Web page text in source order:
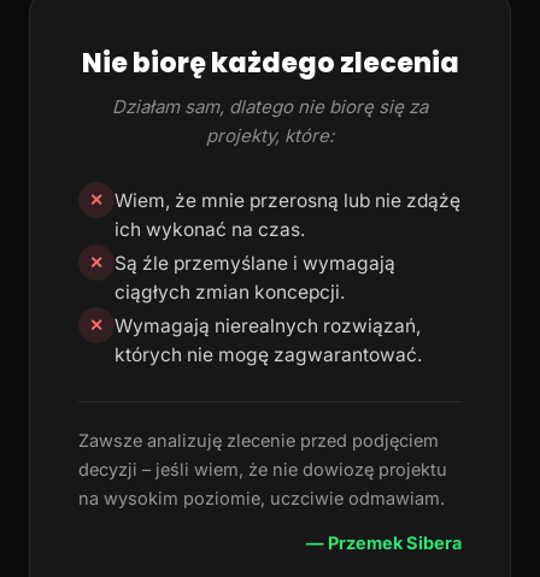
Nie biorę każdego zlecenia
Działam sam, dlatego nie biorę się za
projekty, które:
✕ Wiem, że mnie przerosną lub nie zdążę
ich wykonać na czas.
✕
Są źle przemyślane i wymagają
ciągłych zmian koncepcji.
✕ Wymagają nierealnych rozwiązań,
których nie mogę zagwarantować.
Zawsze analizuję zlecenie przed podjęciem
decyzji – jeśli wiem, że nie dowiozę projektu
na wysokim poziomie, uczciwie odmawiam.
— Przemek Sibera